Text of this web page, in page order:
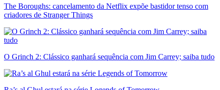
The Boroughs: cancelamento da Netflix expõe bastidor tenso com
criadores de Stranger Things
O Grinch 2: Clássico ganhará sequência com Jim Carrey; saiba tudo